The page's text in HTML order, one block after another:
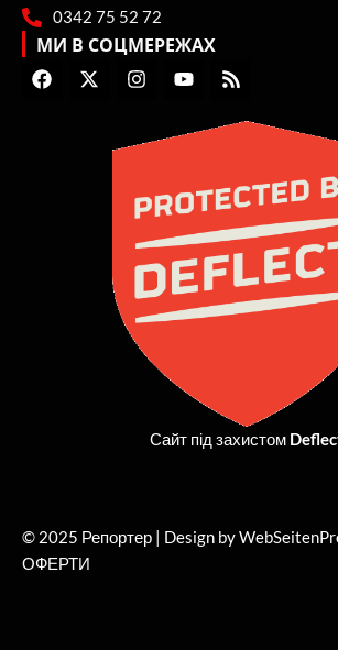
0342 75 52 72
МИ В СОЦМЕРЕЖАХ
F
a
X
-
I
n
a
a
m
Y
o
t
e
R
s
Сайт під захистом
© 2025 Репортер | Design by
ОФЕРТИ